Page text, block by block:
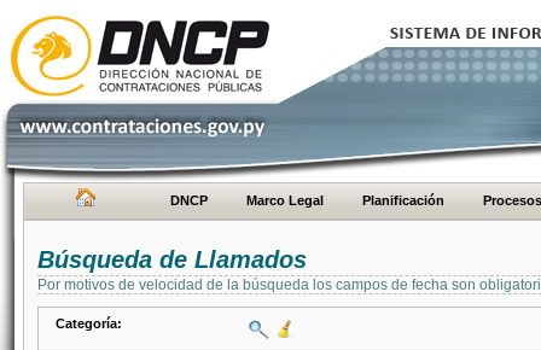
DNCP Marco Legal Planificación Procesos
Búsqueda de Llamados
Por motivos de velocidad de la búsqueda los campos de fecha son
Categoría: